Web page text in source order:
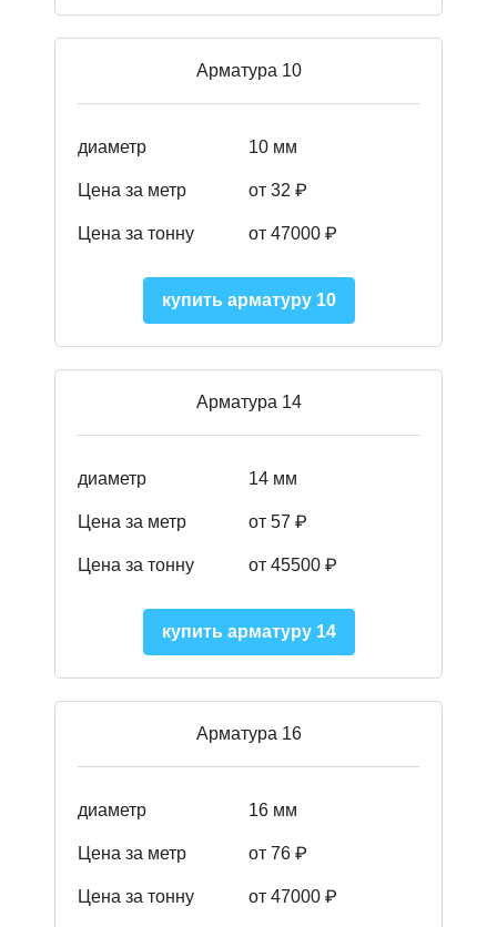
Арматура 10
диаметр 10 мм
Цена за метр от 32 ₽
Цена за тонну от 47000 ₽
купить арматуру 10
Арматура 14
диаметр 14 мм
Цена за метр от 57 ₽
Цена за тонну от 45500 ₽
купить арматуру 14
Арматура 16
диаметр 16 мм
Цена за метр от 76 ₽
Цена за тонну от 47000 ₽